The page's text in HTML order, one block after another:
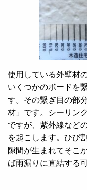
使用している外壁材
いくつかのボードを
す。その繋ぎ目の部
材」です。シーリン
ですが、紫外線など
を起こします。ひび
隙間が生まれてそこ
ば雨漏りに直結する